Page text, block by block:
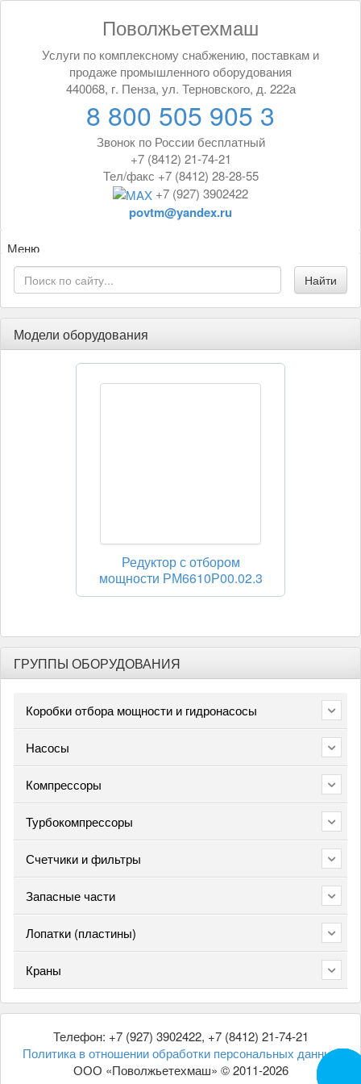
Поволжьетехмаш
Услуги по комплексному снабжению, поставкам и
продаже промышленного оборудования
440068, г. Пенза, ул. Терновского, д. 222а
8 800 505 905 3
Звонок по России бесплатный
+7 (8412) 21-74-21
Тел/факс +7 (8412) 28-28-55
+7 (927) 3902422
povtm@yandex.ru
Меню
Модели оборудования
Редуктор с отбором
мощности РМ6610Р00.02.3
ГРУППЫ ОБОРУДОВАНИЯ
Коробки отбора мощности и гидронасосы
Насосы
Компрессоры
Турбокомпрессоры
Счетчики и фильтры
Запасные части
Лопатки (пластины)
Краны
Телефон: +7 (927) 3902422, +7 (8412) 21-74-21
Политика в отношении обработки персональных данных
ООО «Поволжьетехмаш» © 2011-2026